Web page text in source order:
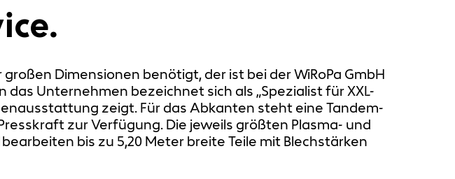
Dimensionen benötigt, der ist bei der WiRoPa GmbH
Unternehmen bezeichnet sich als „Spezialist für XXL-
zeigt. Für das Abkanten steht eine Tandem-
zur Verfügung. Die jeweils größten Plasma- und
bis zu 5,20 Meter breite Teile mit Blechstärken